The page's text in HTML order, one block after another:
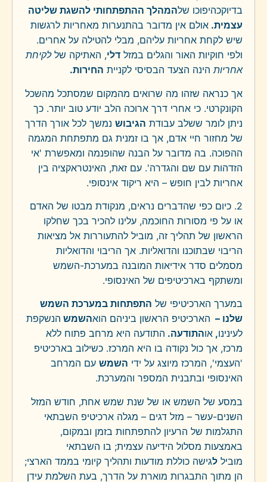
בדיוקכהיפוכו שלהמהלך ההתפתחותי להשגת שליטה
עצמית. אולם אין מדובר בהתנערות מאחריות לרגשות
שיש לקחת אחריות עליהם, מבלי להטילה על אחרים.
ולפי חוקיות האור והגלים במזל דלי, האתיקה שללקיחת
אחריותהינה הצעד הבסיסי לקניית החירות.
אך כנראה שזהו מה שרואים מהמקום שמסתכל מהשכל
הקונקרטי. כי אחרי דרך ארוכה הלב יודע טוב יותר. כך
ניתן לומר ששלב עבודת הגיבוש נמשך לכל אורך הדרך
של מחזור חיי אדם, אך בו זמנית גם מתפתחת המגמה
ההפוכה. בה מדובר על הבנה שהופנמה ומאפשרת 'אי
הזדהות עם שם והגדרה'. עם זאת, האינטראקציה בין
אחריות לבין חופש – היא ריקוד אינסופי.
2. כיום כפי שהדברים נראים, מנקודת מבטו של האדם
או על פי מסורות החוכמה, עלינו להכיר בכך שחלקו
הראשון של תהליך זה, מוביל להתעוררות אל מציאות
הריבוי שבתוכנו והדואליות. אך הריבוי והדואליות
מסמלים סדר אידיאות המובנה במערכת-השמש
ומשתקף בארכיטיפים של האינסופי.
במערך הארכיטיפי של התפתחות במערכת השמש
שלנו – הארכיטיפ הראשון ביניהם הואהשמש הנשקפת
לעינינו, אוהתודעה. התודעה היא מרחב פתוח ללא
מרכז, אך כול נקודה בו היא המרכז. כשילוב בארכיטיפ
'העצמי', המרכז מיוצג על ידי השמש עם המרחב
האינסופי ובתבנית המספר והמערכת.
במסע של השמש או של שנת שמש אחת, חודש המזל
השנים-עשר – מזל דגים – מגלה ארכיטיפ השבתאי
התגלמות של הרעיון להתפתחות בזמן ובמקום,
באמצעות מסלול הידיעה עצמית; בו השבתאי
מוביל לגישה כוללת מודעות ותהליך קיומי בממד הארצי;
הן מתוך התבגרות מוארת על הדרך, בעת השלמת עידן